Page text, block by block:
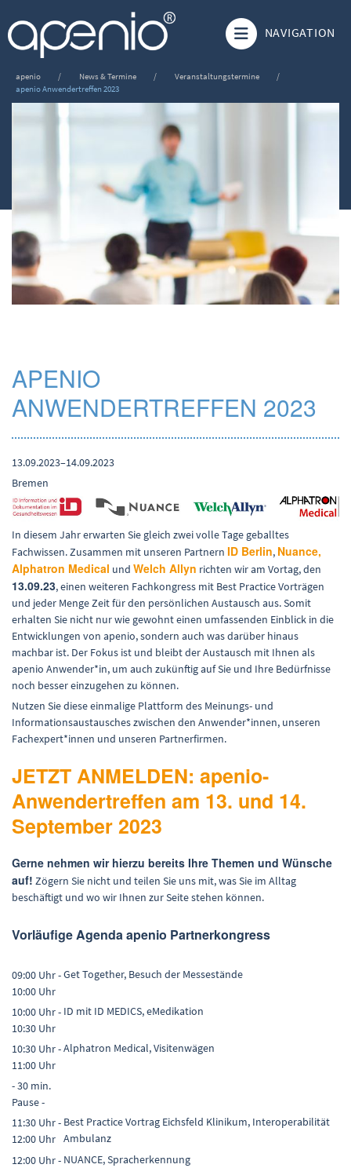
NAVIGATION
apenio News & Termine
Veranstaltungstermine
apenio Anwendertreffen 2023
APENIO
ANWENDERTREFFEN 2023
13.09.2023–14.09.2023
Bremen
In diesem Jahr erwarten Sie gleich zwei volle Tage geballtes
Fachwissen. Zusammen mit unseren Partnern ID Berlin, Nuance,
Alphatron Medical und Welch Allyn richten wir am Vortag, den
13.09.23, einen weiteren Fachkongress mit Best Practice Vorträgen
und jeder Menge Zeit für den persönlichen Austausch aus. Somit
erhalten Sie nicht nur wie gewohnt einen umfassenden Einblick in die
Entwicklungen von apenio, sondern auch was darüber hinaus
machbar ist. Der Fokus ist und bleibt der Austausch mit Ihnen als
apenio Anwender*in, um auch zukünftig auf Sie und Ihre Bedürfnisse
noch besser einzugehen zu können.
Nutzen Sie diese einmalige Plattform des Meinungs- und
Informationsaustausches zwischen den Anwender*innen, unseren
Fachexpert*innen und unseren Partnerfirmen.
JETZT ANMELDEN: apenio-
Anwendertreffen am 13. und 14.
September 2023
Gerne nehmen wir hierzu bereits Ihre Themen und Wünsche
auf! Zögern Sie nicht und teilen Sie uns mit, was Sie im Alltag
beschäftigt und wo wir Ihnen zur Seite stehen können.
Vorläufige Agenda apenio Partnerkongress
09:00 Uhr -
10:00 Uhr
Get Together, Besuch der Messestände
10:00 Uhr -
10:30 Uhr
ID mit ID MEDICS, eMedikation
10:30 Uhr -
11:00 Uhr
Alphatron Medical, Visitenwägen
- 30 min.
Pause -
11:30 Uhr -
12:00 Uhr
Best Practice Vortrag Eichsfeld Klinikum, Interoperabilität
Ambulanz
12:00 Uhr - NUANCE, Spracherkennung